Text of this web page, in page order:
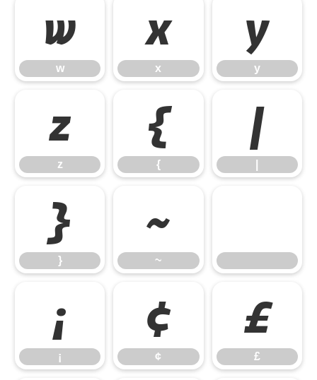
w
w
x
x
y
y
z
z
{
{
|
}
}
~
~
¡
¡
¢
¢
£
£